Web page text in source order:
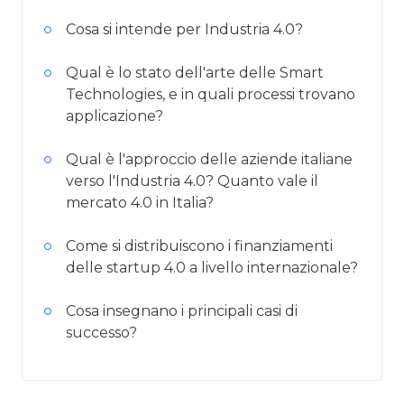
Cosa si intende per Industria 4.0?
Qual è lo stato dell'arte delle Smart
Technologies, e in quali processi trovano
applicazione?
Qual è l'approccio delle aziende italiane
verso l'Industria 4.0? Quanto vale il
mercato 4.0 in Italia?
Come si distribuiscono i finanziamenti
delle startup 4.0 a livello internazionale?
Cosa insegnano i principali casi di
successo?